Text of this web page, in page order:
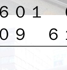
０
９ ６